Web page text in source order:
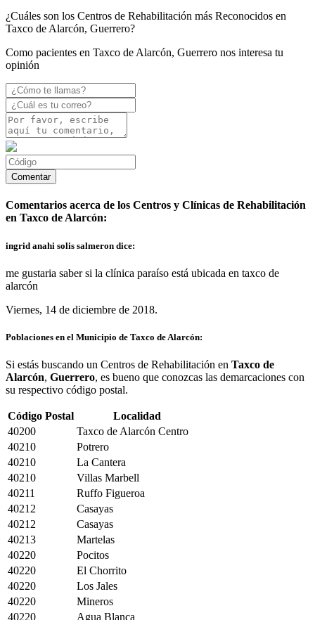
¿Cuáles son los Centros de Rehabilitación más Reconocidos en
Taxco de Alarcón, Guerrero?
Como pacientes en Taxco de Alarcón, Guerrero nos interesa tu
opinión
Comentarios acerca de los Centros y Clínicas de Rehabilitación
en Taxco de Alarcón:
ingrid anahi solis salmeron dice:
me gustaria saber si la clínica paraíso está ubicada en taxco de
alarcón
Viernes, 14 de diciembre de 2018.
Poblaciones en el Municipio de Taxco de Alarcón:
Si estás buscando un Centros de Rehabilitación en Taxco de
Alarcón, Guerrero, es bueno que conozcas las demarcaciones con
su respectivo código postal.
Código Postal
Localidad
40200
Taxco de Alarcón Centro
40210
Potrero
40210
La Cantera
40210
Villas Marbell
40211
Ruffo Figueroa
40212
Casayas
40212
Casayas
40213
Martelas
40220
Pocitos
40220
El Chorrito
40220
Los Jales
40220
Mineros
40220
Agua Blanca